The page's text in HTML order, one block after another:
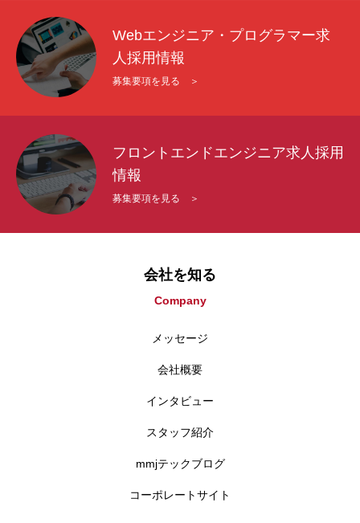
Webエンジニア・プログラマー求
人採用情報
募集要項を見る ＞
フロントエンドエンジニア求人採用
情報
募集要項を見る ＞
会社を知る
Company
メッセージ
会社概要
インタビュー
スタッフ紹介
mmjテックブログ
コーポレートサイト